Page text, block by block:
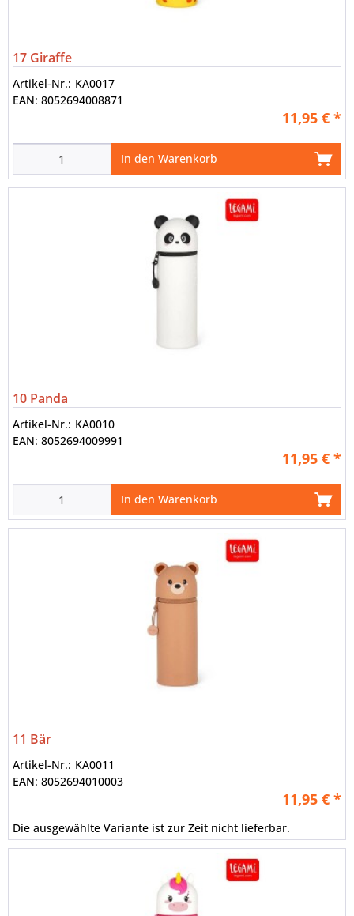
17 Giraffe
Artikel-Nr.: KA0017
EAN: 8052694008871
11,95 € *
In den Warenkorb
10 Panda
Artikel-Nr.: KA0010
EAN: 8052694009991
11,95 € *
In den Warenkorb
11 Bär
Artikel-Nr.: KA0011
EAN: 8052694010003
11,95 € *
Die ausgewählte Variante ist zur Zeit nicht lieferbar.